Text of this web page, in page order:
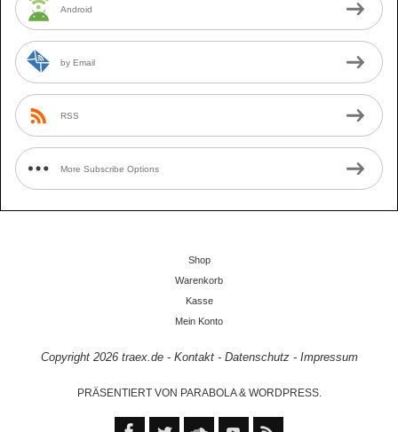
Android
by Email
RSS
More Subscribe Options
Shop
Warenkorb
Kasse
Mein Konto
Copyright 2026 traex.de- Kontakt- Datenschutz- Impressum
PRÄSENTIERT VON PARABOLA& WORDPRESS.